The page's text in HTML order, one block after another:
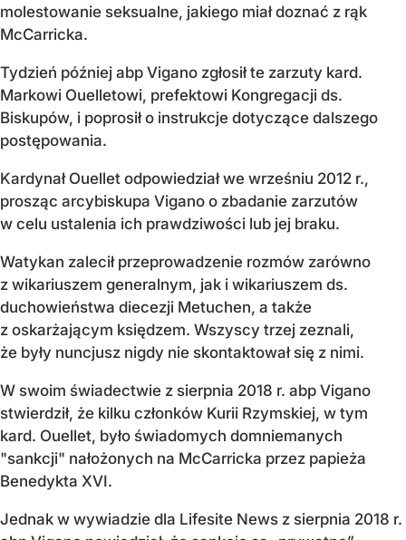
molestowanie seksualne, jakiego miał doznać z rąk
McCarricka.
Tydzień później abp Vigano zgłosił te zarzuty kard.
Markowi Ouelletowi, prefektowi Kongregacji ds.
Biskupów, i poprosił o instrukcje dotyczące dalszego
postępowania.
Kardynał Ouellet odpowiedział we wrześniu 2012 r.,
prosząc arcybiskupa Vigano o zbadanie zarzutów
w celu ustalenia ich prawdziwości lub jej braku.
Watykan zalecił przeprowadzenie rozmów zarówno
z wikariuszem generalnym, jak i wikariuszem ds.
duchowieństwa diecezji Metuchen, a także
z oskarżającym księdzem. Wszyscy trzej zeznali,
że były nuncjusz nigdy nie skontaktował się z nimi.
W swoim świadectwie z sierpnia 2018 r. abp Vigano
stwierdził, że kilku członków Kurii Rzymskiej, w tym
kard. Ouellet, było świadomych domniemanych
"sankcji" nałożonych na McCarricka przez papieża
Benedykta XVI.
Jednak w wywiadzie dla Lifesite News z sierpnia 2018 r.